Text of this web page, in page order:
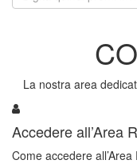
La nostra area
Accedere all’Area
Come accedere